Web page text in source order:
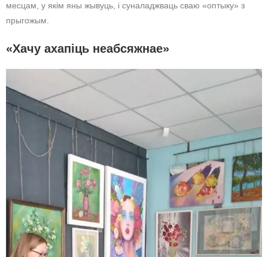
месцам, у якім яны жывуць, і суналаджваць сваю «оптыку» з
прыгожым.
«Хачу ахапіць неабсяжнае»